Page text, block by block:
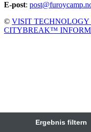
Ergebnis filtern
E-post:
© VISIT TECHNOLOGY
CITYBREAK™